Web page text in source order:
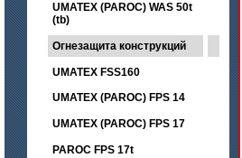
UMATEX (PAROC) WAS 50t
(tb)
Огнезащита конструкций
UMATEX FSS160
UMATEX (PAROC) FPS 14
UMATEX (PAROC) FPS 17
PAROC FPS 17t